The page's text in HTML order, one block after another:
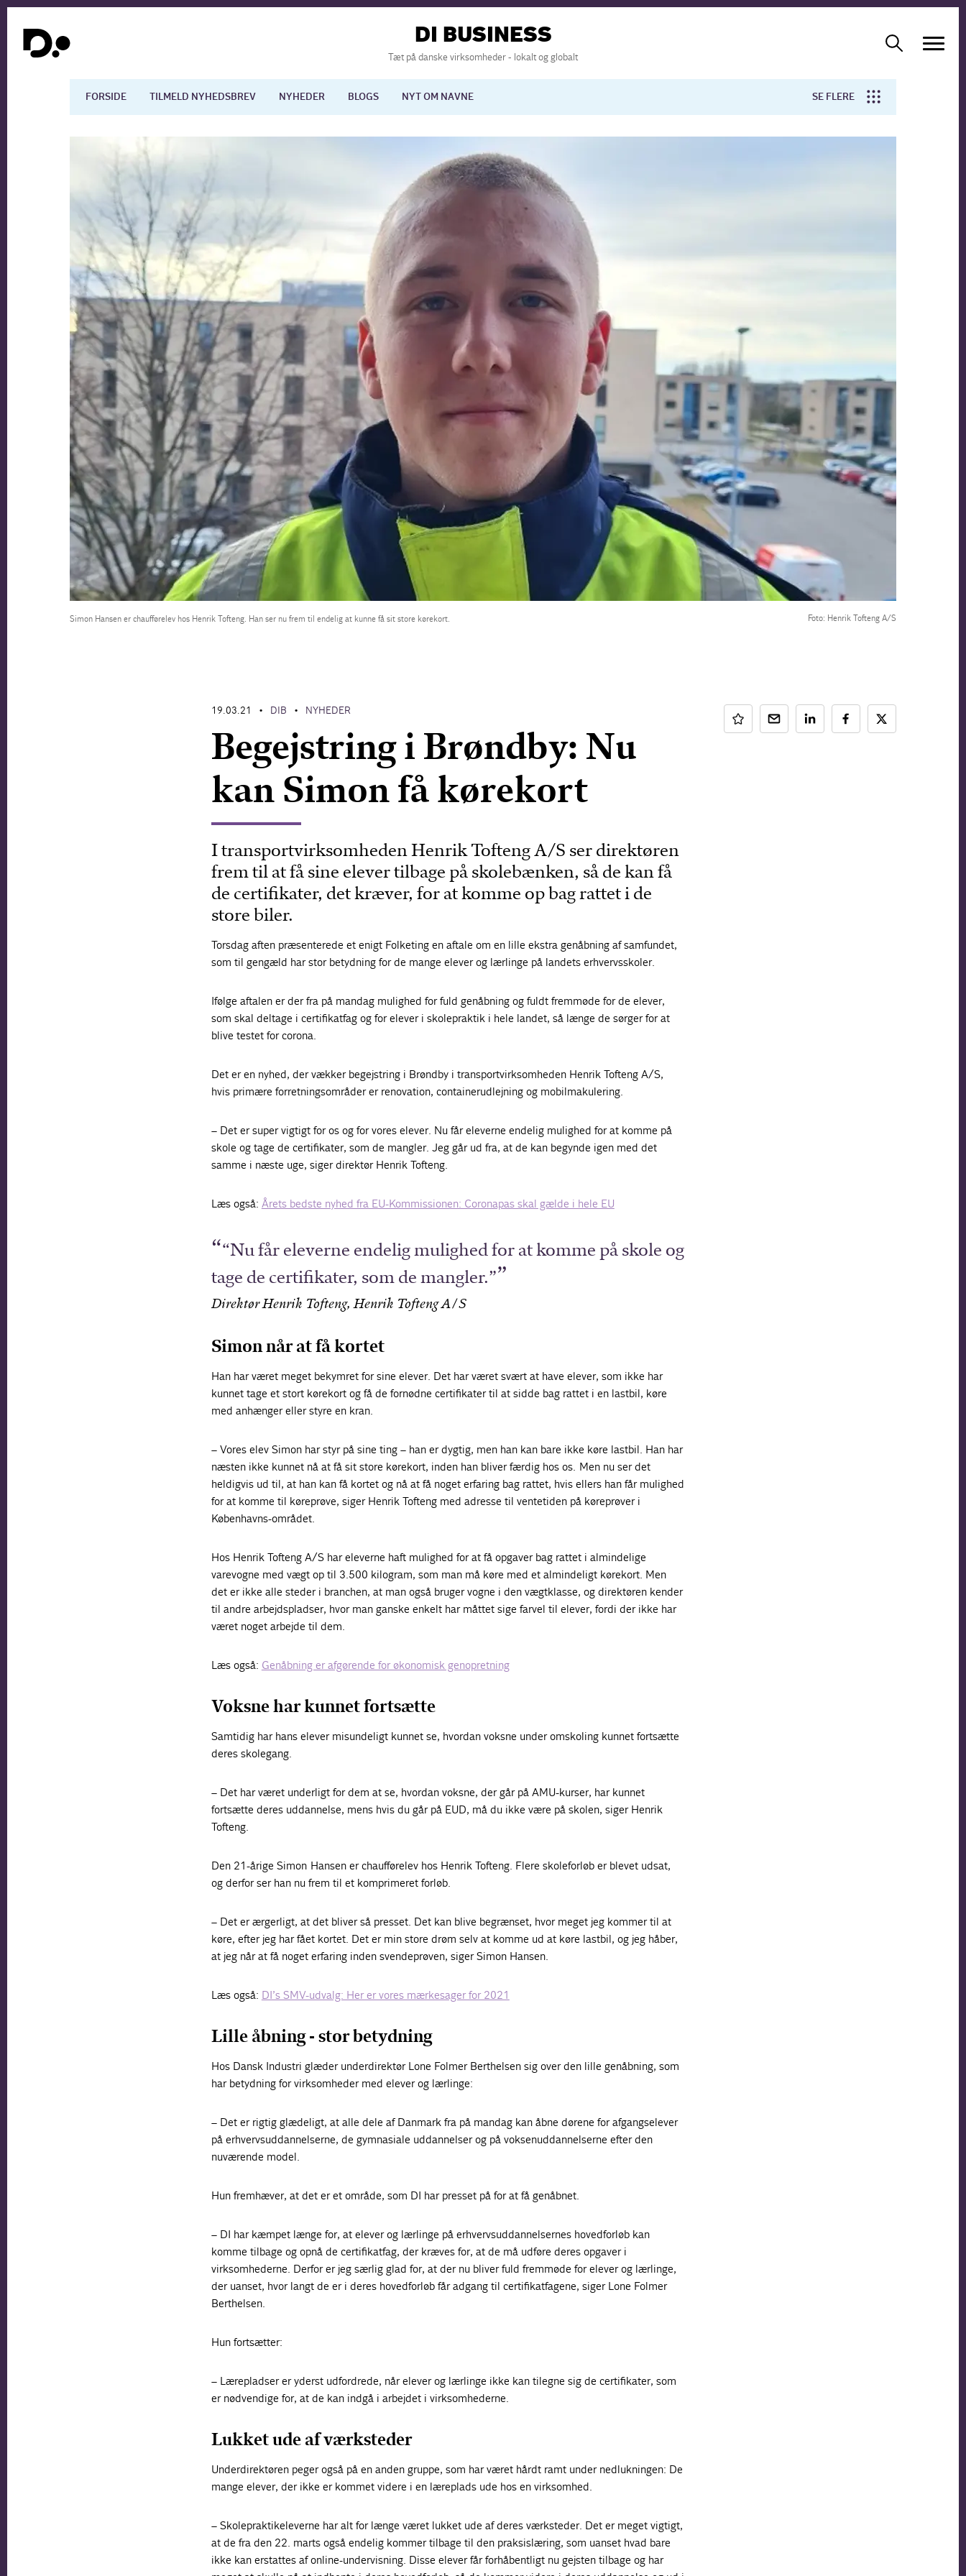
DI BUSINESS
Tæt på danske virksomheder - lokalt og globalt
FORSIDE TILMELD NYHEDSBREV NYHEDER BLOGS NYT OM NAVNE SE FLERE
Dansk økonomi International økonomi
Arbejdsmarkedet Europapolitik
Simon Hansen er chaufførelev hos Henrik Tofteng. Han ser nu frem til endelig at kunne få sit store kørekort. Foto: Henrik Tofteng A/S
19.03.21 • DIB • NYHEDER
Begejstring i Brøndby: Nu
kan Simon få kørekort
I transportvirksomheden Henrik Tofteng A/S ser direktøren
frem til at få sine elever tilbage på skolebænken, så de kan få
de certifikater, det kræver, for at komme op bag rattet i de
store biler.
Torsdag aften præsenterede et enigt Folketing en aftale om en lille ekstra genåbning af samfundet,
som til gengæld har stor betydning for de mange elever og lærlinge på landets erhvervsskoler.
Ifølge aftalen er der fra på mandag mulighed for fuld genåbning og fuldt fremmøde for de elever,
som skal deltage i certifikatfag og for elever i skolepraktik i hele landet, så længe de sørger for at
blive testet for corona.
Det er en nyhed, der vækker begejstring i Brøndby i transportvirksomheden Henrik Tofteng A/S,
hvis primære forretningsområder er renovation, containerudlejning og mobilmakulering.
– Det er super vigtigt for os og for vores elever. Nu får eleverne endelig mulighed for at komme på
skole og tage de certifikater, som de mangler. Jeg går ud fra, at de kan begynde igen med det
samme i næste uge, siger direktør Henrik Tofteng.
Læs også: Årets bedste nyhed fra EU-Kommissionen: Coronapas skal gælde i hele EU
“Nu får eleverne endelig mulighed for at komme på skole og
tage de certifikater, som de mangler.”
Direktør Henrik Tofteng, Henrik Tofteng A/S
Simon når at få kortet
Han har været meget bekymret for sine elever. Det har været svært at have elever, som ikke har
kunnet tage et stort kørekort og få de fornødne certifikater til at sidde bag rattet i en lastbil, køre
med anhænger eller styre en kran.
– Vores elev Simon har styr på sine ting – han er dygtig, men han kan bare ikke køre lastbil. Han har
næsten ikke kunnet nå at få sit store kørekort, inden han bliver færdig hos os. Men nu ser det
heldigvis ud til, at han kan få kortet og nå at få noget erfaring bag rattet, hvis ellers han får mulighed
for at komme til køreprøve, siger Henrik Tofteng med adresse til ventetiden på køreprøver i
Københavns-området.
Hos Henrik Tofteng A/S har eleverne haft mulighed for at få opgaver bag rattet i almindelige
varevogne med vægt op til 3.500 kilogram, som man må køre med et almindeligt kørekort. Men
det er ikke alle steder i branchen, at man også bruger vogne i den vægtklasse, og direktøren kender
til andre arbejdspladser, hvor man ganske enkelt har måttet sige farvel til elever, fordi der ikke har
været noget arbejde til dem.
Læs også: Genåbning er afgørende for økonomisk genopretning
Voksne har kunnet fortsætte
Samtidig har hans elever misundeligt kunnet se, hvordan voksne under omskoling kunnet fortsætte
deres skolegang.
– Det har været underligt for dem at se, hvordan voksne, der går på AMU-kurser, har kunnet
fortsætte deres uddannelse, mens hvis du går på EUD, må du ikke være på skolen, siger Henrik
Tofteng.
Den 21-årige Simon Hansen er chaufførelev hos Henrik Tofteng. Flere skoleforløb er blevet udsat,
og derfor ser han nu frem til et komprimeret forløb.
– Det er ærgerligt, at det bliver så presset. Det kan blive begrænset, hvor meget jeg kommer til at
køre, efter jeg har fået kortet. Det er min store drøm selv at komme ud at køre lastbil, og jeg håber,
at jeg når at få noget erfaring inden svendeprøven, siger Simon Hansen.
Læs også: DI’s SMV-udvalg: Her er vores mærkesager for 2021
Lille åbning - stor betydning
Hos Dansk Industri glæder underdirektør Lone Folmer Berthelsen sig over den lille genåbning, som
har betydning for virksomheder med elever og lærlinge:
– Det er rigtig glædeligt, at alle dele af Danmark fra på mandag kan åbne dørene for afgangselever
på erhvervsuddannelserne, de gymnasiale uddannelser og på voksenuddannelserne efter den
nuværende model.
Hun fremhæver, at det er et område, som DI har presset på for at få genåbnet.
– DI har kæmpet længe for, at elever og lærlinge på erhvervsuddannelsernes hovedforløb kan
komme tilbage og opnå de certifikatfag, der kræves for, at de må udføre deres opgaver i
virksomhederne. Derfor er jeg særlig glad for, at der nu bliver fuld fremmøde for elever og lærlinge,
der uanset, hvor langt de er i deres hovedforløb får adgang til certifikatfagene, siger Lone Folmer
Berthelsen.
Hun fortsætter:
– Lærepladser er yderst udfordrede, når elever og lærlinge ikke kan tilegne sig de certifikater, som
er nødvendige for, at de kan indgå i arbejdet i virksomhederne.
Lukket ude af værksteder
Underdirektøren peger også på en anden gruppe, som har været hårdt ramt under nedlukningen: De
mange elever, der ikke er kommet videre i en læreplads ude hos en virksomhed.
– Skolepraktikeleverne har alt for længe været lukket ude af deres værksteder. Det er meget vigtigt,
at de fra den 22. marts også endelig kommer tilbage til den praksislæring, som uanset hvad bare
ikke kan erstattes af online-undervisning. Disse elever får forhåbentligt nu gejsten tilbage og har